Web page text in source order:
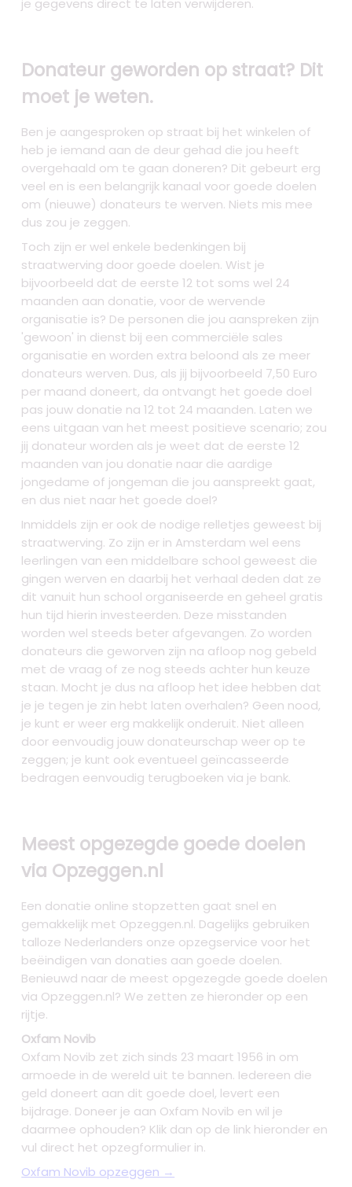
je gegevens direct te laten verwijderen.
Donateur geworden op straat? Dit
moet je weten.
Ben je aangesproken op straat bij het winkelen of
heb je iemand aan de deur gehad die jou heeft
overgehaald om te gaan doneren? Dit gebeurt erg
veel en is een belangrijk kanaal voor goede doelen
om (nieuwe) donateurs te werven. Niets mis mee
dus zou je zeggen.
Toch zijn er wel enkele bedenkingen bij
straatwerving door goede doelen. Wist je
bijvoorbeeld dat de eerste 12 tot soms wel 24
maanden aan donatie, voor de wervende
organisatie is? De personen die jou aanspreken zijn
'gewoon' in dienst bij een commerciële sales
organisatie en worden extra beloond als ze meer
donateurs werven. Dus, als jij bijvoorbeeld 7,50 Euro
per maand doneert, da ontvangt het goede doel
pas jouw donatie na 12 tot 24 maanden. Laten we
eens uitgaan van het meest positieve scenario; zou
jij donateur worden als je weet dat de eerste 12
maanden van jou donatie naar die aardige
jongedame of jongeman die jou aanspreekt gaat,
en dus niet naar het goede doel?
Inmiddels zijn er ook de nodige relletjes geweest bij
straatwerving. Zo zijn er in Amsterdam wel eens
leerlingen van een middelbare school geweest die
gingen werven en daarbij het verhaal deden dat ze
dit vanuit hun school organiseerde en geheel gratis
hun tijd hierin investeerden. Deze misstanden
worden wel steeds beter afgevangen. Zo worden
donateurs die geworven zijn na afloop nog gebeld
met de vraag of ze nog steeds achter hun keuze
staan. Mocht je dus na afloop het idee hebben dat
je je tegen je zin hebt laten overhalen? Geen nood,
je kunt er weer erg makkelijk onderuit. Niet alleen
door eenvoudig jouw donateurschap weer op te
zeggen; je kunt ook eventueel geïncasseerde
bedragen eenvoudig terugboeken via je bank.
Meest opgezegde goede doelen
via Opzeggen.nl
Een donatie online stopzetten gaat snel en
gemakkelijk met Opzeggen.nl. Dagelijks gebruiken
talloze Nederlanders onze opzegservice voor het
beëindigen van donaties aan goede doelen.
Benieuwd naar de meest opgezegde goede doelen
via Opzeggen.nl? We zetten ze hieronder op een
rijtje.
Oxfam Novib
Oxfam Novib zet zich sinds 23 maart 1956 in om
armoede in de wereld uit te bannen. Iedereen die
geld doneert aan dit goede doel, levert een
bijdrage. Doneer je aan Oxfam Novib en wil je
daarmee ophouden? Klik dan op de link hieronder en
vul direct het opzegformulier in.
Oxfam Novib opzeggen →